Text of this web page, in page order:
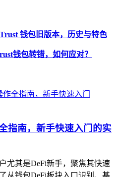
钱包旧版本，历史与特色
钱包转错，如何应对？
指南，新手快速入门的实
尤其是DeFi新手，聚焦其快速
从钱包DeFi板块入口识别、基